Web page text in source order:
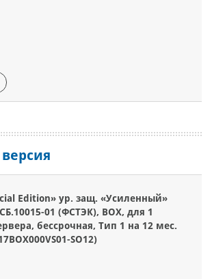
Edition» ур. защ. «Усиленный»
01 (ФСТЭК), BOX, для 1
бессрочная, Тип 1 на 12 мес.
SO12)